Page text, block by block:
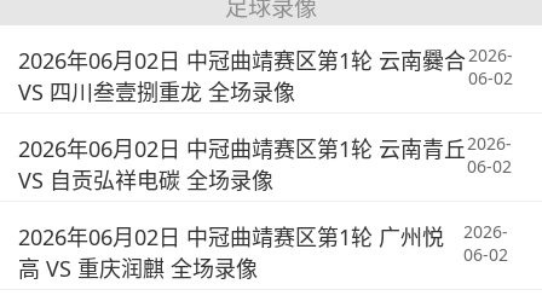
足球录像
2026年06月02日 中冠曲靖赛区第1轮 云南爨合
VS 四川叁壹捌重龙 全场录像
2026-
06-02
2026年06月02日 中冠曲靖赛区第1轮 云南青丘
VS 自贡弘祥电碳 全场录像
2026-
06-02
2026年06月02日 中冠曲靖赛区第1轮 广州悦
高 VS 重庆润麒 全场录像
2026-
06-02